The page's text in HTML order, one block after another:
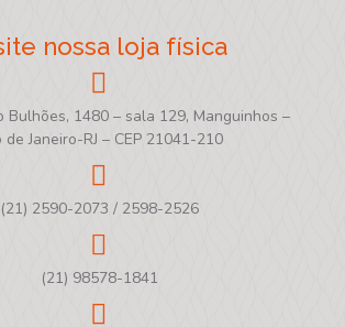
nossa loja física
Bulhões, 1480 – sala 129, Manguinhos –
de Janeiro-RJ – CEP 21041-210
(21) 2590-2073 / 2598-2526
(21) 98578-1841